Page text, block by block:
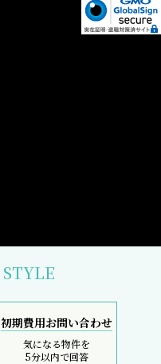
STYLE
初期費用お問い合わせ
気になる物件を
5分以内で回答